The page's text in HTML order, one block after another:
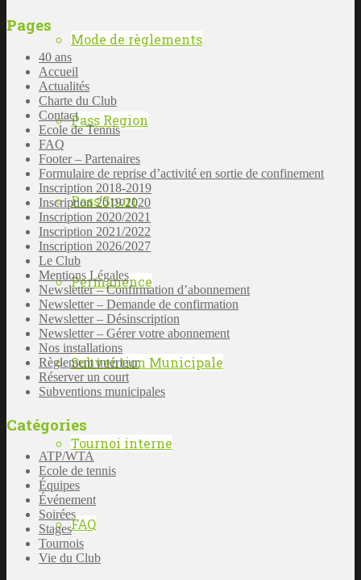
Mode de règlements
Pass Region
Pass’Sport
Permanence
Subvention Municipale
Tournoi interne
FAQ
Pages
40 ans
Accueil
Actualités
Charte du Club
Contact
Ecole de Tennis
FAQ
Footer – Partenaires
Formulaire de reprise d’activité en sortie de confinement
Inscription 2018-2019
Inscription 2019/2020
Inscription 2020/2021
Inscription 2021/2022
Inscription 2026/2027
Le Club
Mentions Légales
Newsletter – Confirmation d’abonnement
Newsletter – Demande de confirmation
Newsletter – Désinscription
Newsletter – Gérer votre abonnement
Nos installations
Règlement intérieur
Réserver un court
Subventions municipales
Catégories
ATP/WTA
Ecole de tennis
Équipes
Événement
Soirées
Stages
Tournois
Vie du Club